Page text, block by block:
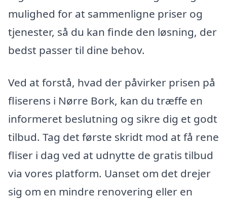
mulighed for at sammenligne priser og
tjenester, så du kan finde den løsning, der
bedst passer til dine behov.
Ved at forstå, hvad der påvirker prisen på
fliserens i Nørre Bork, kan du træffe en
informeret beslutning og sikre dig et godt
tilbud. Tag det første skridt mod at få rene
fliser i dag ved at udnytte de gratis tilbud
via vores platform. Uanset om det drejer
sig om en mindre renovering eller en